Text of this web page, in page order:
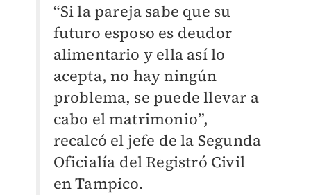
“Si la pareja sabe que su
futuro esposo es deudor
alimentario y ella así lo
acepta, no hay ningún
problema, se puede llevar a
cabo el matrimonio”,
recalcó el jefe de la Segunda
Oficialía del Registró Civil
en Tampico.